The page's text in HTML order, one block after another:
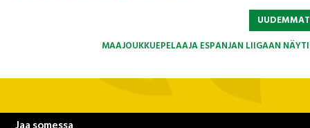
MAAJOUKKUEPELAAJA ESPANJAN LIIGAAN
Jaa somessa